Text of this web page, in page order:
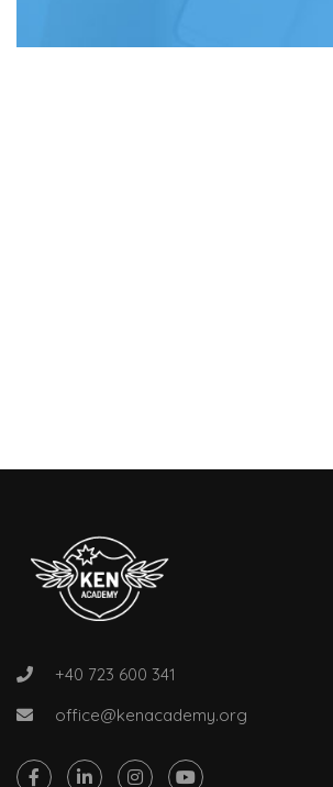
+40 723 600 341
office@kenacademy.org